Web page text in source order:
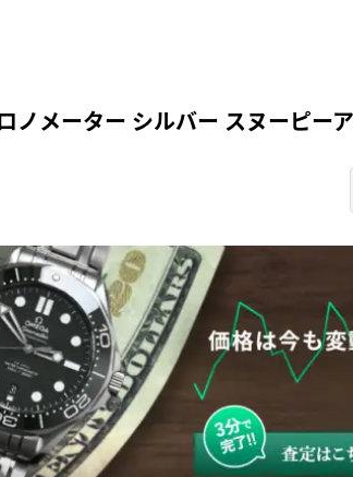
ノメーター シルバー スヌーピー